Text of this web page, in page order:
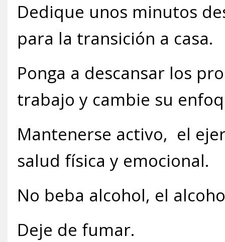
Dedique unos minutos
para la transición a casa.
Ponga a descansar los
trabajo y cambie su
Mantenerse activo, el
salud física y emocional.
No beba alcohol, el
Deje de fumar.